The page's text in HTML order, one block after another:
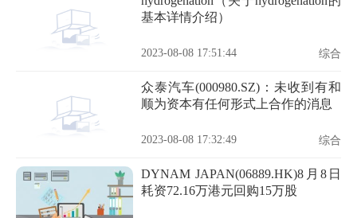
基本详情介绍）
2023-08-08 17:51:44 综合
众泰汽车(000980.SZ)：未收到有和
顺为资本有任何形式上合作的消息
2023-08-08 17:32:49 综合
DYNAM JAPAN(06889.HK)8月8日
耗资72.16万港元回购15万股